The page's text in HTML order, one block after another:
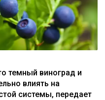
темный виноград и
влиять на
системы, передает